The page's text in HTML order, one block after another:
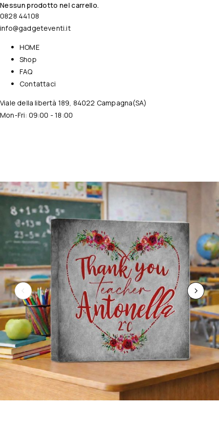
Nessun prodotto nel carrello.
0828 44108
info@gadgeteventi.it
HOME
Shop
FAQ
Contattaci
Viale della libertà 189, 84022 Campagna(SA)
Mon-Fri: 09:00 - 18:00